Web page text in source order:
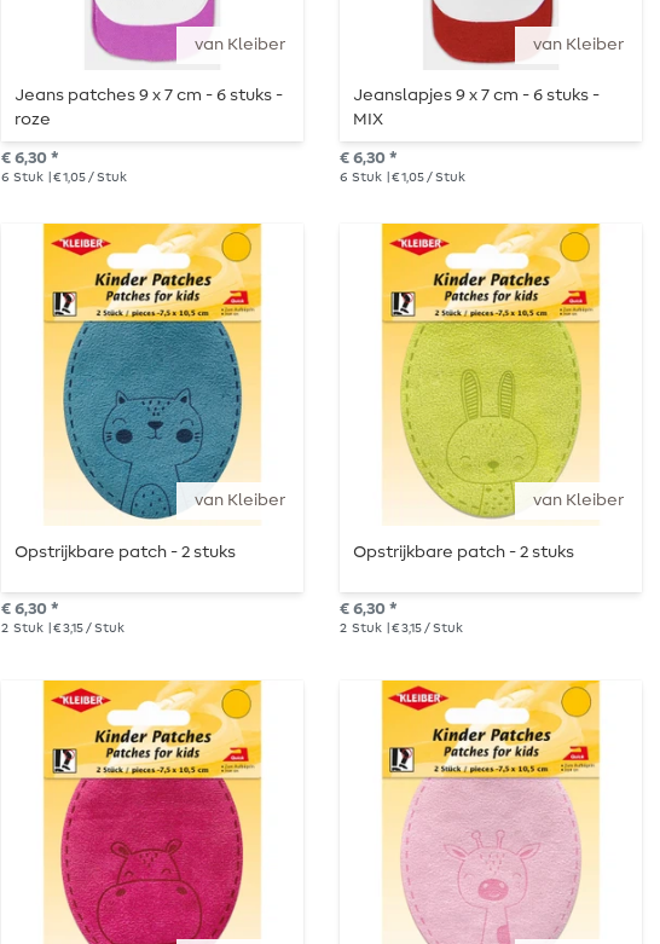
van Kleiber
Jeans patches 9 x 7 cm - 6 stuks -
roze
€ 6,30 *
6 Stuk | € 1,05 / Stuk
van Kleiber
Jeanslapjes 9 x 7 cm - 6 stuks -
MIX
€ 6,30 *
6 Stuk | € 1,05 / Stuk
van Kleiber
Opstrijkbare patch - 2 stuks
€ 6,30 *
2 Stuk | € 3,15 / Stuk
van Kleiber
Opstrijkbare patch - 2 stuks
€ 6,30 *
2 Stuk | € 3,15 / Stuk